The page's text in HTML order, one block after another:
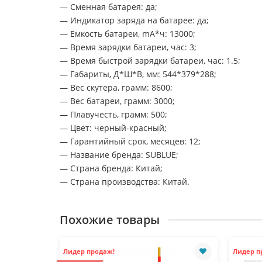
— Сменная батарея: да;
— Индикатор заряда на батарее: да;
— Емкость батареи, mA*ч: 13000;
— Время зарядки батареи, час: 3;
— Время быстрой зарядки батареи, час: 1.5;
— Габариты, Д*Ш*В, мм: 544*379*288;
— Вес скутера, грамм: 8600;
— Вес батареи, грамм: 3000;
— Плавучесть, грамм: 500;
— Цвет: черный-красный;
— Гарантийный срок, месяцев: 12;
— Название бренда: SUBLUE;
— Страна бренда: Китай;
— Страна производства: Китай.
Похожие товары
Лидер продаж!
Лидер